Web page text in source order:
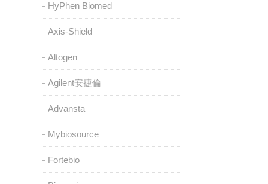
HyPhen Biomed
Axis-Shield
Altogen
Agilent安捷倫
Advansta
Mybiosource
Fortebio